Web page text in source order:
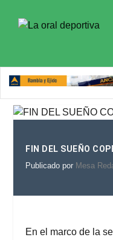
FIN DEL SUEÑO
Publicado por Mesa
En el marco de la